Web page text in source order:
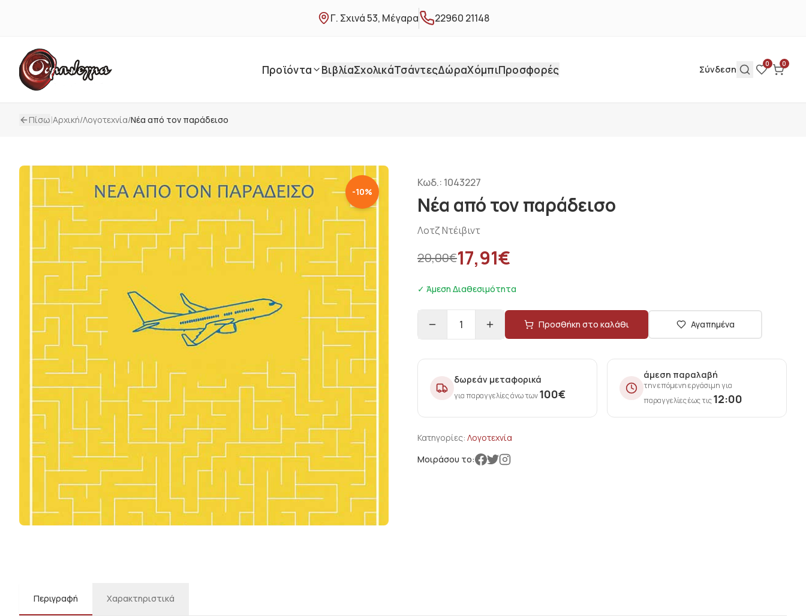
Γ. Σχινά 53, Μέγαρα 22960 21148
Προϊόντα ΒιβλίαΣχολικάΤσάντεςΔώραΧόμπιΠροσφορές Σύνδεση
0 0
Πίσω|Αρχική/Λογοτεχνία/Νέα από τον παράδεισο
-10%
Κωδ.: 1043227
Νέα από τον παράδεισο
Λοτζ Ντέιβιντ
20,00€17,91€
✓ Άμεση Διαθεσιμότητα
1 Προσθήκη στο καλάθι Αγαπημένα
δωρεάν μεταφορικά
για παραγγελίες άνω των100€
άμεση παραλαβή
την επόμενη εργάσιμη για
παραγγελίες έως τις12:00
Κατηγορίες: Λογοτεχνία
Μοιράσου το:
Περιγραφή Χαρακτηριστικά